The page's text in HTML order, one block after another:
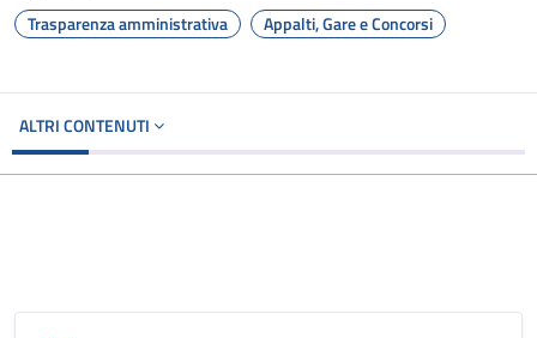
Trasparenza amministrativa Appalti, Gare e Concorsi
ALTRI CONTENUTI